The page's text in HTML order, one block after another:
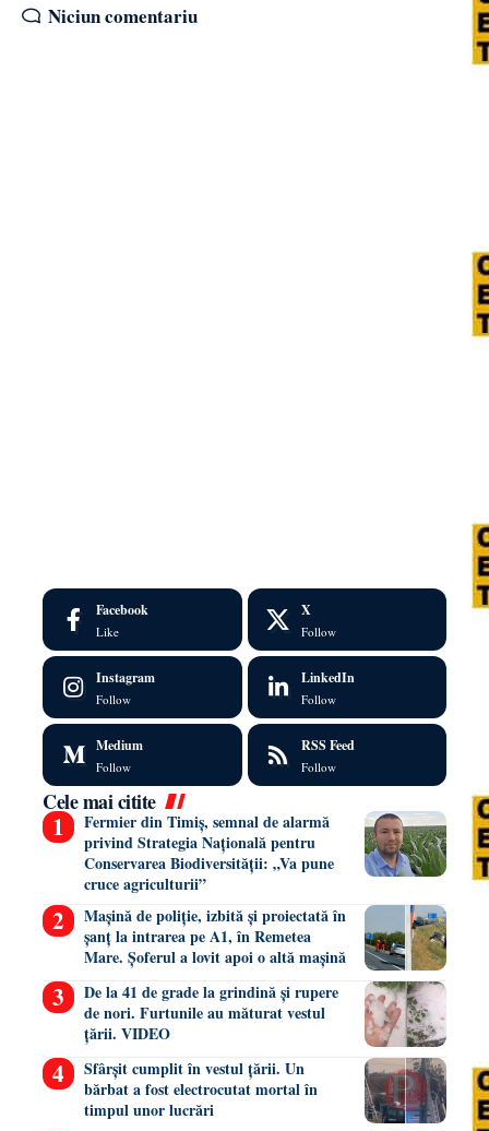
Niciun comentariu
Facebook
Like
X
Follow
Instagram
Follow
LinkedIn
Follow
Medium
Follow
RSS Feed
Follow
Cele mai citite
Fermier din Timiș, semnal de alarmă
privind Strategia Națională pentru
Conservarea Biodiversității: „Va pune
cruce agriculturii”
Mașină de poliție, izbită și proiectată în
șanț la intrarea pe A1, în Remetea
Mare. Șoferul a lovit apoi o altă mașină
De la 41 de grade la grindină și rupere
de nori. Furtunile au măturat vestul
țării. VIDEO
Sfârșit cumplit în vestul țării. Un
bărbat a fost electrocutat mortal în
timpul unor lucrări